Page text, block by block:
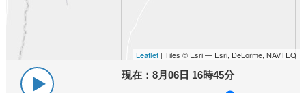
Leaflet | Tiles © Esri — Esri, DeLorme, NAVTEQ
現在：8月06日 16時45分